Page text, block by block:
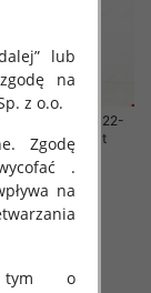
Roz 122-
Paczka 7 szt
zł
lub
na
z o.o.
Zgodę
.
na
tym o